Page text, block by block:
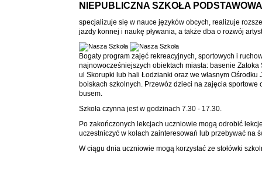
NIEPUBLICZNA SZKOŁA
specjalizuje się w nauce języków obcych, realizuje
jazdy konnej i naukę pływania, a także dba o rozwój
Bogaty program zajęć rekreacyjnych, sportowych i
najnowocześniejszych obiektach miasta: basenie
ul Skorupki lub hali Łodzianki oraz we własnym Ośrodku
boiskach szkolnych. Przewóz dzieci na zajęcia
busem.
Szkoła czynna jest w godzinach 7.30 - 17.30.
Po zakończonych lekcjach uczniowie mogą odrobić
uczestniczyć w kołach zainteresowań lub przebywać na
W ciągu dnia uczniowie mogą korzystać ze stołówki